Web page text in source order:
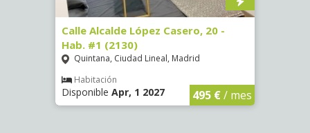
Calle Alcalde López Casero, 20 -
Hab. #1 (2130)
Quintana, Ciudad Lineal, Madrid
Habitación
Disponible Apr, 1 2027 495 €/ mes